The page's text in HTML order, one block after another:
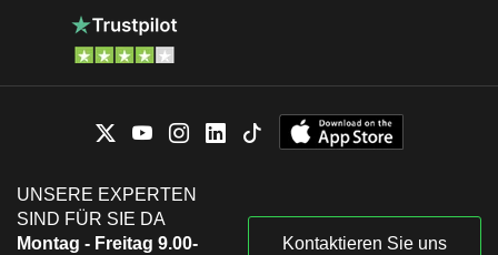
UNSERE EXPERTEN
SIND FÜR SIE DA
Montag - Freitag 9.00-
Kontaktieren Sie uns